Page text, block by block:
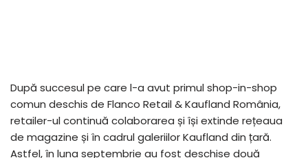
După succesul pe care l-a avut primul shop-in-shop
comun deschis de Flanco Retail & Kaufland România,
retailer-ul continuă colaborarea și își extinde rețeaua
de magazine și în cadrul galeriilor Kaufland din țară.
Astfel, în luna septembrie au fost deschise două